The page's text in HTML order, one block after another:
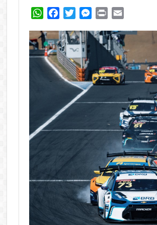
WhatsAppFacebookTwitterMessenger
Print